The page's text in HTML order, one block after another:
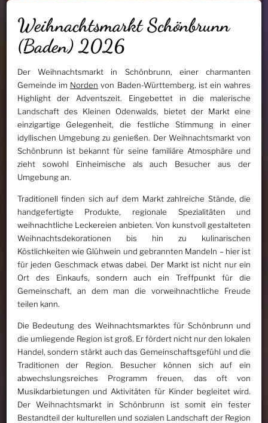
Weihnachtsmarkt Schönbrunn
(Baden) 2026
Der Weihnachtsmarkt in Schönbrunn, einer charmanten
Gemeinde im Norden von Baden-Württemberg, ist ein wahres
Highlight der Adventszeit. Eingebettet in die malerische
Landschaft des Kleinen Odenwalds, bietet der Markt eine
einzigartige Gelegenheit, die festliche Stimmung in einer
idyllischen Umgebung zu genießen. Der Weihnachtsmarkt von
Schönbrunn ist bekannt für seine familiäre Atmosphäre und
zieht sowohl Einheimische als auch Besucher aus der
Umgebung an.
Traditionell finden sich auf dem Markt zahlreiche Stände, die
handgefertigte Produkte, regionale Spezialitäten und
weihnachtliche Leckereien anbieten. Von kunstvoll gestalteten
Weihnachtsdekorationen bis hin zu kulinarischen
Köstlichkeiten wie Glühwein und gebrannten Mandeln – hier ist
für jeden Geschmack etwas dabei. Der Markt ist nicht nur ein
Ort des Einkaufs, sondern auch ein Treffpunkt für die
Gemeinschaft, an dem man die vorweihnachtliche Freude
teilen kann.
Die Bedeutung des Weihnachtsmarktes für Schönbrunn und
die umliegende Region ist groß. Er fördert nicht nur den lokalen
Handel, sondern stärkt auch das Gemeinschaftsgefühl und die
Traditionen der Region. Besucher können sich auf ein
abwechslungsreiches Programm freuen, das oft von
Musikdarbietungen und Aktivitäten für Kinder begleitet wird.
Der Weihnachtsmarkt in Schönbrunn ist somit ein fester
Bestandteil der kulturellen und sozialen Landschaft der Region